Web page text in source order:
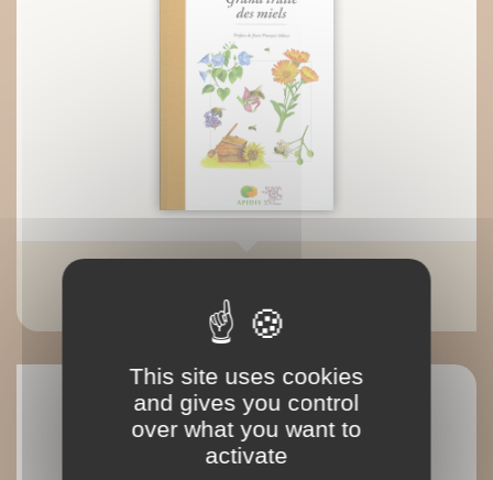
Isabelle Avisse
This site uses cookies
and gives you control
over what you want to
activate